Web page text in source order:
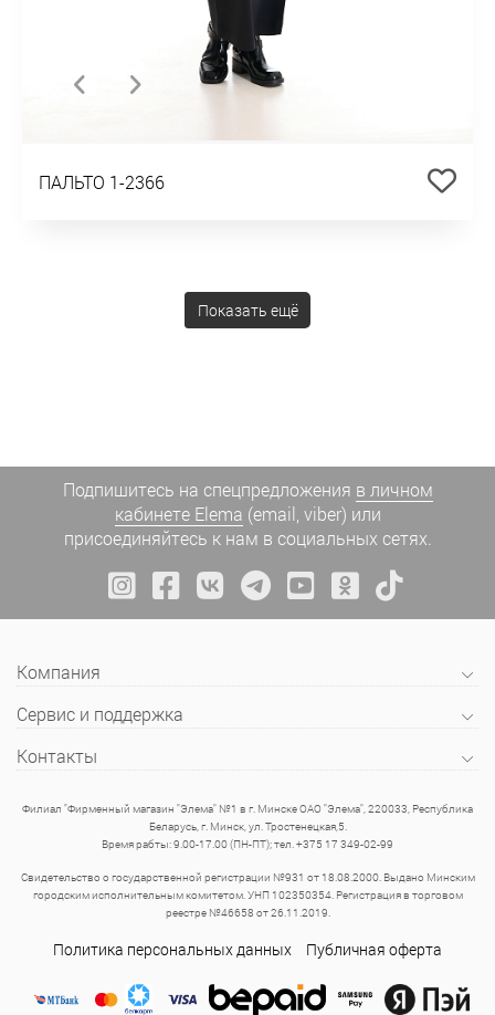
ПАЛЬТО 1-2366
Показать ещё
Подпишитесь на спецпредложения в личном
кабинете Elema (email, viber) или
присоединяйтесь к нам в социальных сетях.
Компания
Сервис и поддержка
Контакты
Филиал "Фирменный магазин "Элема" №1 в г. Минске ОАО "Элема", 220033, Республика
Беларусь, г. Минск, ул. Тростенецкая,5.
Время рабты: 9.00-17.00 (ПН-ПТ); тел. +375 17 349-02-99
Свидетельство о государственной регистрации №931 от 18.08.2000. Выдано Минским
городским исполнительным комитетом. УНП 102350354. Регистрация в торговом
реестре №46658 от 26.11.2019.
Политика персональных данных Публичная оферта